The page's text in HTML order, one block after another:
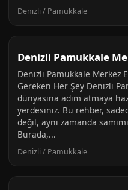
Denizli / Pamukkale
Denizli Pamukkale
Denizli Pamukkale Merkez
Gereken Her Şey Denizli
dünyasına adım atmaya
yerdesiniz. Bu rehber,
değil, aynı zamanda
Burada,...
Denizli / Pamukkale